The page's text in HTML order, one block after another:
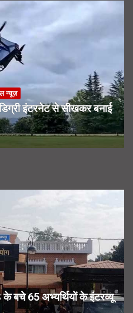
न्यूज़
इंटरनेट से सीखकर बनाई
बचे 65 अभ्यर्थियों के इंटरव्यू